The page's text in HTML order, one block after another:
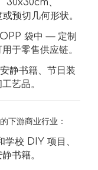
30x30cm、
预切几何形状。
袋中 — 定制
于零售供应链。
静书籍、节日装
艺品。
下游商业行业：
学校 DIY 项目、
书籍。